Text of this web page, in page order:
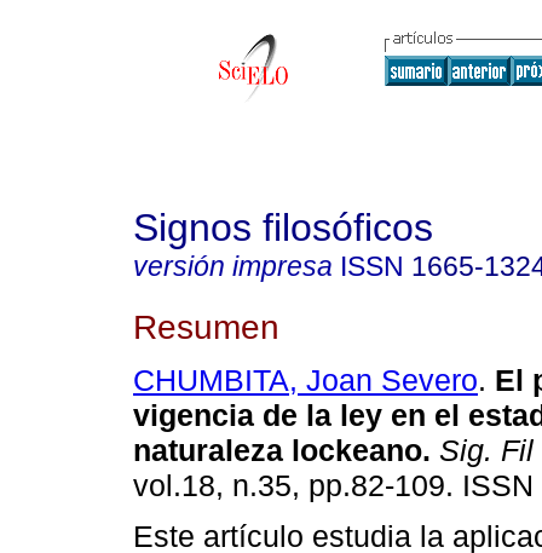
Signos filosóficos
versión impresa ISSN 1665-
Resumen
CHUMBITA, Joan Severo. El
vigencia de la ley en el
naturaleza lockeano. Sig. Fil
vol.18, n.35, pp.82-109.
Este artículo estudia la